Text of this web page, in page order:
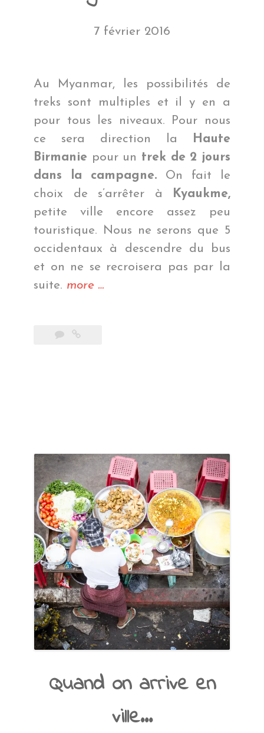
7 février 2016
Au Myanmar, les possibilités de
treks sont multiples et il y en a
pour tous les niveaux. Pour nous
ce sera direction la
Haute
Birmanie pour un trek de 2 jours
dans la campagne. On fait le
choix de s’arrêter à
Kyaukme,
petite ville encore assez peu
touristique. Nous ne serons que 5
occidentaux à descendre du bus
et on ne se recroisera pas par la
suite. more « Sur
…
Quand on arrive en
ville…